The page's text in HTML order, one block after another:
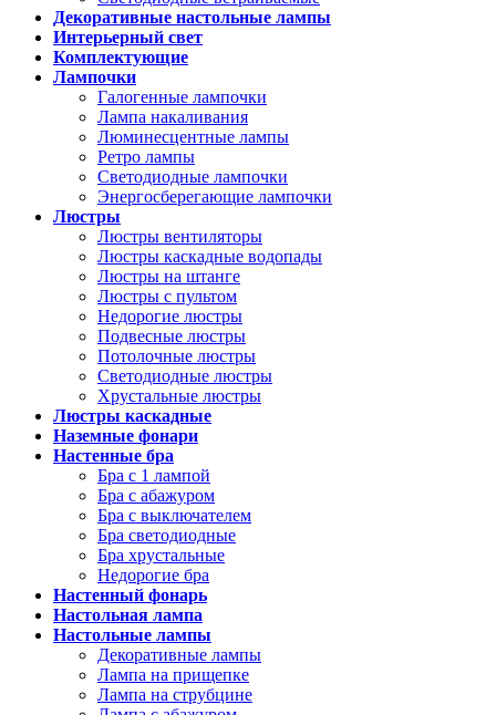
Декоративные настольные лампы
Интерьерный свет
Комплектующие
Лампочки
Галогенные лампочки
Лампа накаливания
Люминесцентные лампы
Ретро лампы
Светодиодные лампочки
Энергосберегающие лампочки
Люстры
Люстры вентиляторы
Люстры каскадные водопады
Люстры на штанге
Люстры с пультом
Недорогие люстры
Подвесные люстры
Потолочные люстры
Светодиодные люстры
Хрустальные люстры
Люстры каскадные
Наземные фонари
Настенные бра
Бра с 1 лампой
Бра с абажуром
Бра с выключателем
Бра светодиодные
Бра хрустальные
Недорогие бра
Настенный фонарь
Настольная лампа
Настольные лампы
Декоративные лампы
Лампа на прищепке
Лампа на струбцине